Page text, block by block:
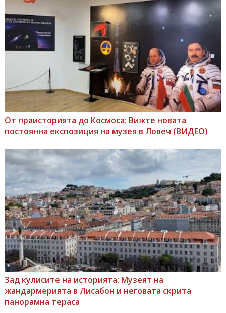
От праисторията до Космоса: Вижте новата
постоянна експозиция на музея в Ловеч (ВИДЕО)
Зад кулисите на историята: Музеят на
жандармерията в Лисабон и неговата скрита
панорамна тераса